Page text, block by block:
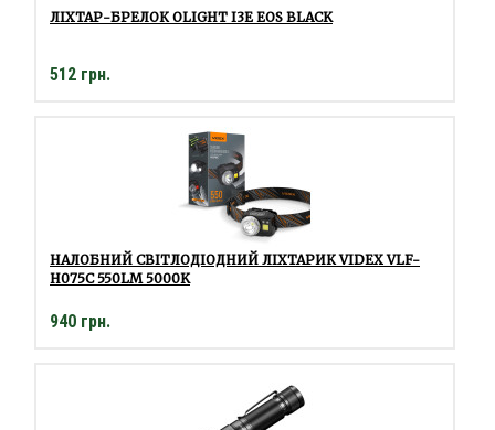
ЛІХТАР-БРЕЛОК OLIGHT I3E EOS BLACK
512 грн.
НАЛОБНИЙ СВІТЛОДІОДНИЙ ЛІХТАРИК VIDEX VLF-
H075C 550LM 5000K
940 грн.